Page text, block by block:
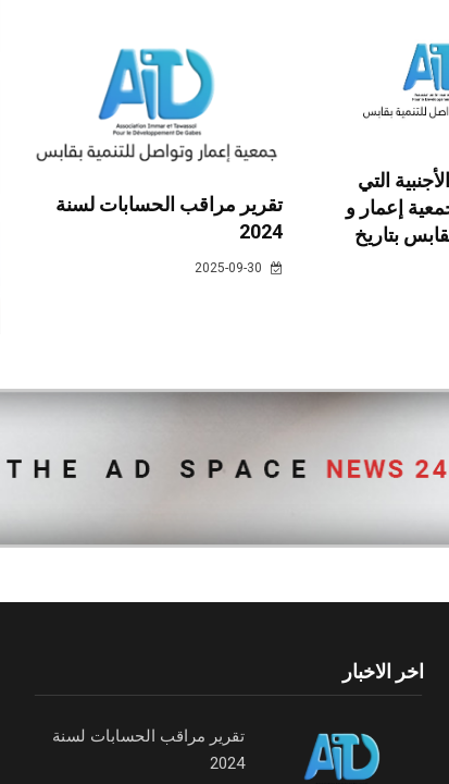
تقرير مراقب الحسابات لسنة
2024
التي
إعمار و
بتاريخ
اخر الاخبار
تقرير مراقب الحسابات لسنة
2024